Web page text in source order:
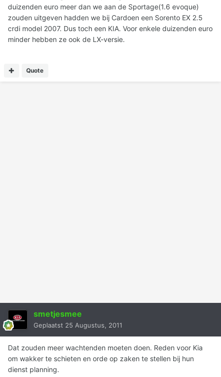
duizenden euro meer dan we aan de Sportage(1.6 evoque)
zouden uitgeven hadden we bij Cardoen een Sorento EX 2.5
crdi model 2007. Dus toch een KIA. Voor enkele duizenden euro
minder hebben ze ook de LX-versie.
Quote
smetjesmee
Geplaatst 25 Augustus, 2011
Dat zouden meer wachtenden moeten doen. Reden voor Kia
om wakker te schieten en orde op zaken te stellen bij hun
dienst planning.